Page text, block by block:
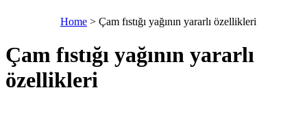
Home > Çam fıstığı yağının yararlı özellikleri
Çam fıstığı yağının yararlı
özellikleri